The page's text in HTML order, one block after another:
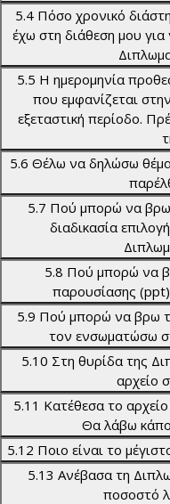
5.4 Πόσο χρονικό
έχω στη διάθεση μου
5.5 Η ημερομηνία
που εμφανίζεται
εξεταστική περίοδο.
5.6 Θέλω να δηλώσω θέμα
5.7 Πού μπορώ να βρω
διαδικασία
5.8 Πού μπορώ να
παρουσίασης (ppt)
5.9 Πού μπορώ να βρω
τον ενσωματώσω
5.10 Στη θυρίδα της
αρχείο
5.11 Κατέθεσα το
Θα λάβω
5.12 Ποιο είναι το
5.13 Ανέβασα τη
ποσοστό